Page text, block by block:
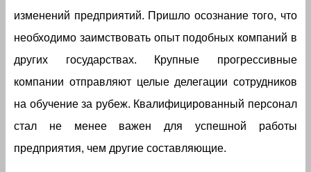
изменений предприятий. Пришло осознание того, что
необходимо заимствовать опыт подобных компаний в
других государствах. Крупные прогрессивные
компании отправляют целые делегации сотрудников
на обучение за рубеж. Квалифицированный персонал
стал не менее важен для успешной работы
предприятия, чем другие составляющие.